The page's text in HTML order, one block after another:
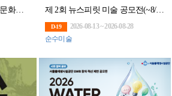
[추천공모전] 2026 우체국 문화전(~8/12) 제 2회 뉴스피릿 미술 공모전(~8/28)
D-19
2026-08-13 ~ 2026-08-28
순수미술